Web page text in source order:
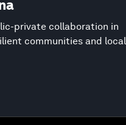
private collaboration in
communities and local